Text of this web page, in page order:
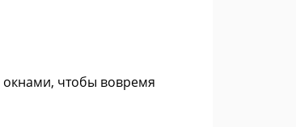
окнами, чтобы вовремя